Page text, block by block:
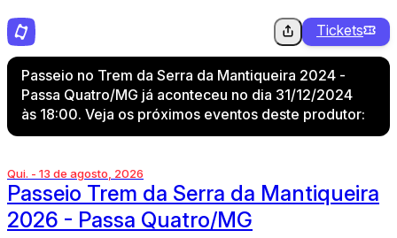
Tickets
Passeio no Trem da Serra da Mantiqueira 2024 -
Passa Quatro/MG já aconteceu no dia 31/12/2024
às 18:00. Veja os próximos eventos deste produtor:
Qui. - 13 de agosto, 2026
Passeio Trem da Serra da Mantiqueira
2026 - Passa Quatro/MG